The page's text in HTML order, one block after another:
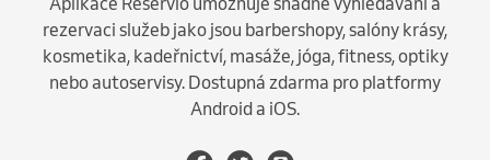
rezervaci služeb jako jsou barbershopy, salóny krásy,
kosmetika, kadeřnictví, masáže, jóga, fitness, optiky
nebo autoservisy. Dostupná zdarma pro platformy
Android a iOS.